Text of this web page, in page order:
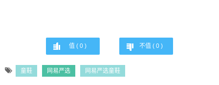
值 ( 0 ) 不值 ( 0 )
童鞋 网易严选 网易严选童鞋